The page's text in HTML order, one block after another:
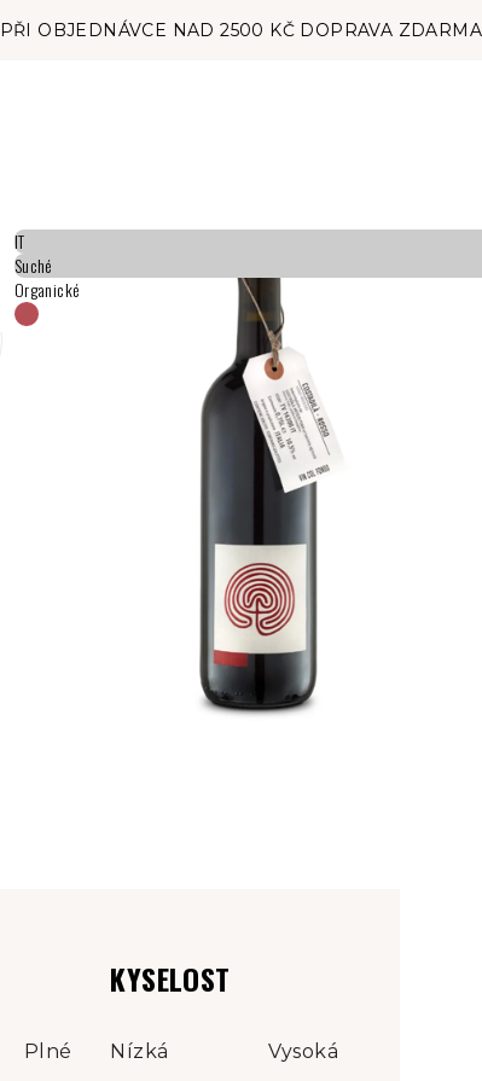
PŘI OBJEDNÁVCE NAD 2500 KČ DOPRAVA
Organické
IT
Suché
Plné
KYSELOST
Nízká Vysoká